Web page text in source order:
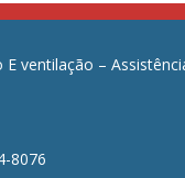
E ventilação –
8076